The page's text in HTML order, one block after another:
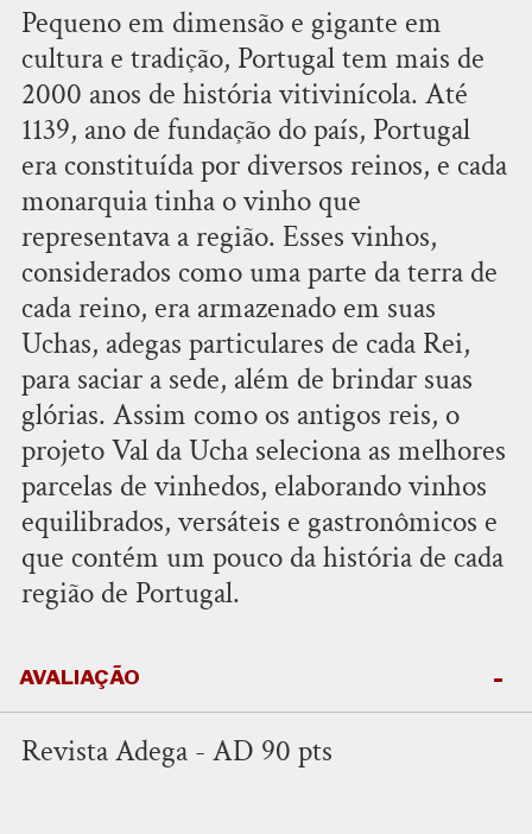
Pequeno em dimensão e gigante em
cultura e tradição, Portugal tem mais de
2000 anos de história vitivinícola. Até
1139, ano de fundação do país, Portugal
era constituída por diversos reinos, e cada
monarquia tinha o vinho que
representava a região. Esses vinhos,
considerados como uma parte da terra de
cada reino, era armazenado em suas
Uchas, adegas particulares de cada Rei,
para saciar a sede, além de brindar suas
glórias. Assim como os antigos reis, o
projeto Val da Ucha seleciona as melhores
parcelas de vinhedos, elaborando vinhos
equilibrados, versáteis e gastronômicos e
que contém um pouco da história de cada
região de Portugal.
AVALIAÇÃO
Revista Adega - AD 90 pts